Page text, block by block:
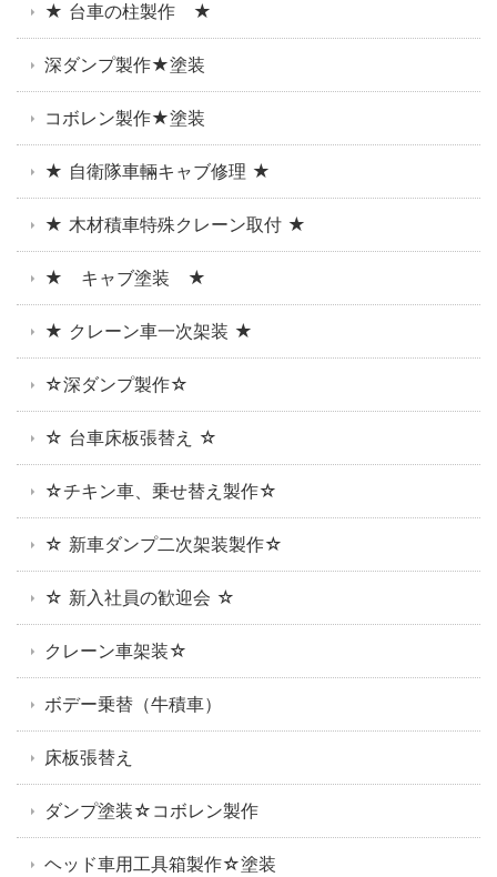
★ 台車の柱製作 ★
深ダンプ製作★塗装
コボレン製作★塗装
★ 自衛隊車輛キャブ修理 ★
★ 木材積車特殊クレーン取付 ★
★ キャブ塗装 ★
★ クレーン車一次架装 ★
☆深ダンプ製作☆
☆ 台車床板張替え ☆
☆チキン車、乗せ替え製作☆
☆ 新車ダンプ二次架装製作☆
☆ 新入社員の歓迎会 ☆
クレーン車架装☆
ボデー乗替（牛積車）
床板張替え
ダンプ塗装☆コボレン製作
ヘッド車用工具箱製作☆塗装